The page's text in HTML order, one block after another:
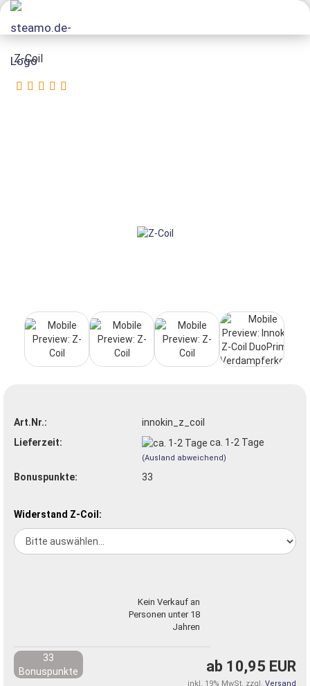
Z-Coil
Art.Nr.:
innokin_z_coil
Lieferzeit:
ca. 1-2 Tage
(Ausland abweichend)
Bonuspunkte: 33
Widerstand Z-Coil:
Kein Verkauf an
Personen unter 18
Jahren
ab 10,95 EUR
inkl. 19% MwSt. zzgl. Versand
33
Bonuspunkte